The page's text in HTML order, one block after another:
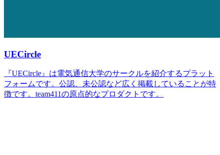
UECircle
『UECircle』は電気通信大学のサークルを紹介するプラット
フォームです。公認、未公認など広く掲載していることが特
徴です。team411の原点的なプロダクトです。